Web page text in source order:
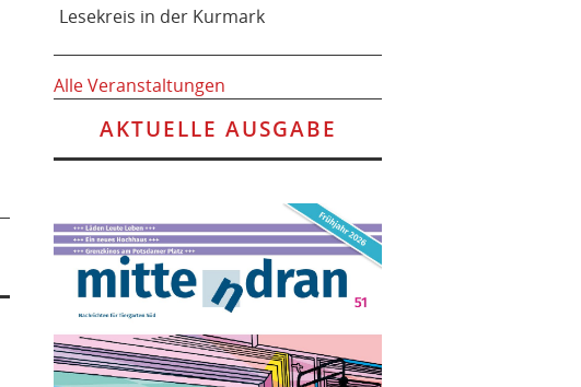
Lesekreis in der Kurmark
Alle Veranstaltungen
AKTUELLE AUSGABE